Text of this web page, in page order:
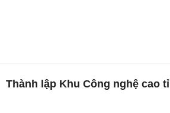
Thành lập Khu Công nghệ cao